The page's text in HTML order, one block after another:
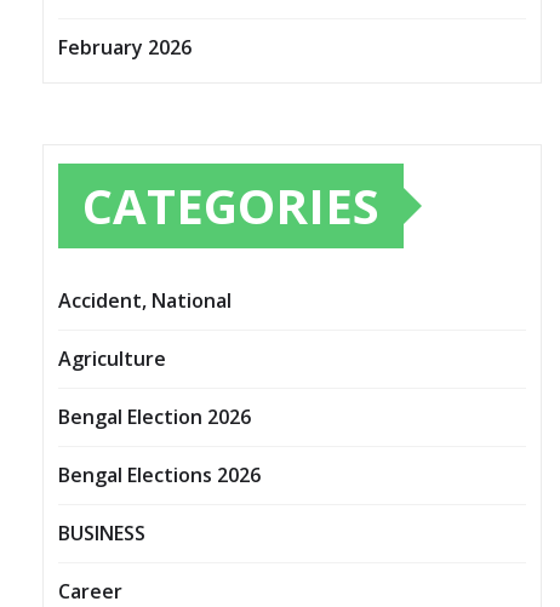
February 2026
CATEGORIES
Accident, National
Agriculture
Bengal Election 2026
Bengal Elections 2026
BUSINESS
Career